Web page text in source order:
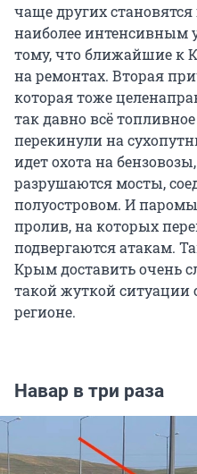
чаще других
наиболее интенсивным
тому, что ближайшие к
на ремонтах. Вторая
которая тоже
так давно всё
перекинули на
идет охота на
разрушаются мосты,
полуостровом. И
пролив, на которых
подвергаются атакам.
Крым доставить очень
такой жуткой ситуации
регионе.
Навар в три раза